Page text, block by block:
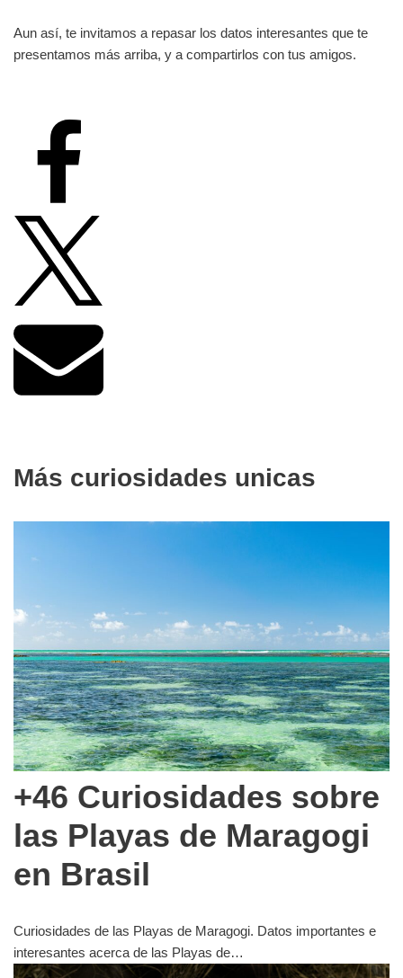
Aun así, te invitamos a repasar los datos interesantes que te
presentamos más arriba, y a compartirlos con tus amigos.
Más curiosidades unicas
+46 Curiosidades sobre
las Playas de Maragogi
en Brasil
Curiosidades de las Playas de Maragogi. Datos importantes e
interesantes acerca de las Playas de…